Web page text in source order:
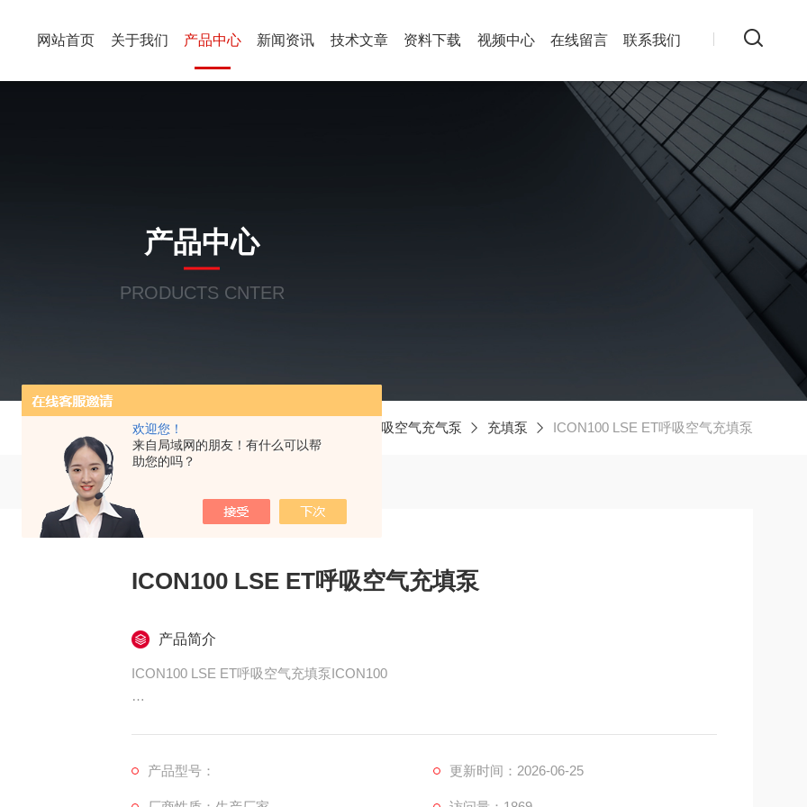
欢迎您！
来自局域网的朋友！有什么可以帮
助您的吗？
网站首页 关于我们 产品中心 新闻资讯 技术文章 资料下载 视频中心 在线留言 联系我们
产品中心
PRODUCTS CNTER
当前位置： 科尔奇呼吸空气充气泵 充填泵 ICON100 LSE ET呼吸空气充填泵
ICON100 LSE ET呼吸空气充填泵
产品简介
ICON100 LSE ET呼吸空气充填泵ICON100
山东莫尔斯电气科技有限公司-----销售和代理科尔奇空气压缩机，充填泵，空气呼吸器充气泵及配
产品型号： 更新时间：2026-06-25